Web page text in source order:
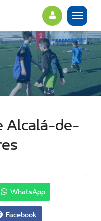
Alcalá-de-
WhatsApp
Facebook